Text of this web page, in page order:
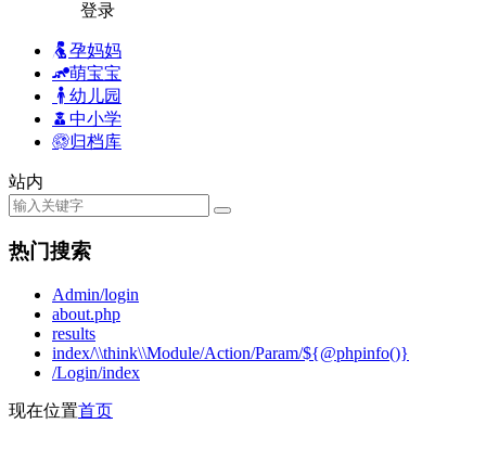
登录
孕妈妈
萌宝宝
幼儿园
中小学
归档库
站内
热门搜索
Admin/login
about.php
results
index/\\think\\Module/Action/Param/${@phpinfo()}
/Login/index
现在位置首页